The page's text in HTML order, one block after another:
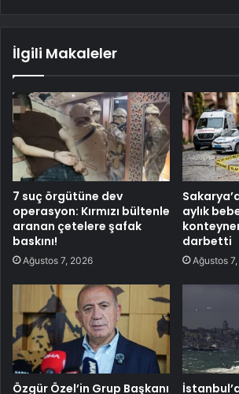
İlgili Makaleler
7 suç örgütüne dev
operasyon: Kırmızı bültenle
aranan çetelere şafak
baskını!
Ağustos 7, 2026
aylık
darbetti
Ağustos
Özgür Özel’in Grup Başkanı